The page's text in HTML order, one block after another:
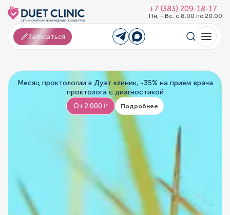
+7 (383) 209-18-17
Пн. - Вс. с 8.00 по 20.00
Записаться
Месяц проктологии в Дуэт клиник, -35% на прием врача
проктолога с диагностикой
От 2 000 ₽ Подробнее